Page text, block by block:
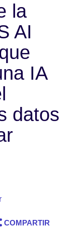
la
AI
IA
datos
COMPARTIR